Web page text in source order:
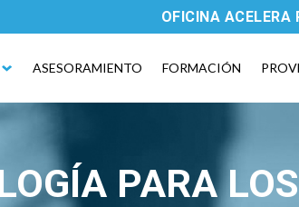
OFICINA ACELERA
ASESORAMIENTO FORMACIÓN
PARA